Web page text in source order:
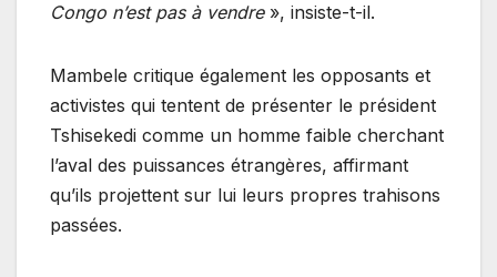
Congo n’est pas à vendre», insiste-t-il.
Mambele critique également les opposants et
activistes qui tentent de présenter le président
Tshisekedi comme un homme faible cherchant
l’aval des puissances étrangères, affirmant
qu’ils projettent sur lui leurs propres trahisons
passées.